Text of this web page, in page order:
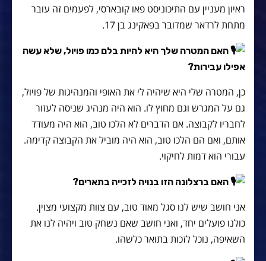
ראיון מעניין עם התיכוניסט פאו קובארסי, לפעמים זה עובר
מתחת לרדאר שמדובר בפאקינג בן 17.
האם המטרה שלך היא להיות בלם כמו פויול, שלא עשה
אפילו עבירות?
כן, המטרה שלי היא שיהיה לי את האופי והמנהיגות של פויול,
גם על המגרש וגם מחוץ לו. הוא היה מנהיג שניסה לעזור
לחבריו לקבוצה. אם הדברים לא הלכו טוב, הוא היה מעודד
אותם, ואם הם הלכו טוב, הוא היה מוביל את הקבוצה קדימה.
עבורי הוא דמות לחיקוי.
האם ברצלונה הזו בנויה לזכייה בתארים?
אני חושב שיש לנו סגל מאוד טוב, עם צוות מקצועי מצוין.
כולנו פועלים יחד, ואני חושב שאם נשחק טוב ויהיה לנו את
השאיפה, נוכל לזכות בתואר כלשהו.